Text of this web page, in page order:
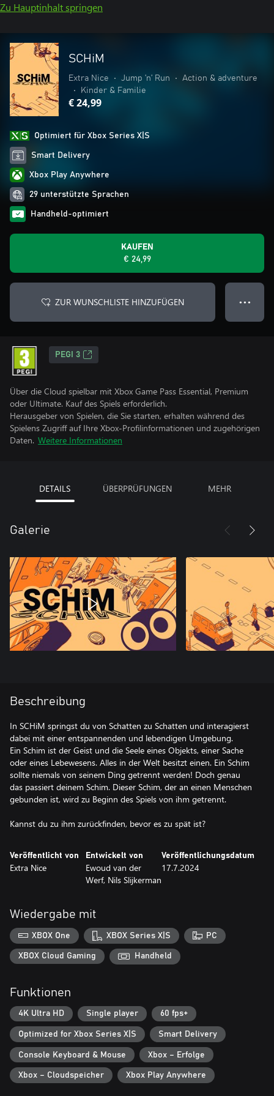
Zu Hauptinhalt springen
SCHiM
Extra Nice • Jump ’n’ Run •
Action & adventure
•
Kinder & Familie
€ 24,99
Optimiert für Xbox Series X|S
Smart Delivery
Xbox Play Anywhere
29 unterstützte Sprachen
Handheld-optimiert
KAUFEN
€ 24,99
ZUR WUNSCHLISTE HINZUFÜGEN ● ● ●
PEGI 3
Über die Cloud spielbar mit Xbox Game Pass Essential, Premium
oder Ultimate. Kauf des Spiels erforderlich.
Herausgeber von Spielen, die Sie starten, erhalten während des
Spielens Zugriff auf Ihre Xbox-Profilinformationen und zugehörigen
Daten. Weitere Informationen
DETAILS ÜBERPRÜFUNGEN MEHR
Galerie
Beschreibung
In SCHiM springst du von Schatten zu Schatten und interagierst
dabei mit einer entspannenden und lebendigen Umgebung.
Ein Schim ist der Geist und die Seele eines Objekts, einer Sache
oder eines Lebewesens. Alles in der Welt besitzt einen. Ein Schim
sollte niemals von seinem Ding getrennt werden! Doch genau
das passiert deinem Schim. Dieser Schim, der an einen Menschen
gebunden ist, wird zu Beginn des Spiels von ihm getrennt.
Kannst du zu ihm zurückfinden, bevor es zu spät ist?
Veröffentlicht von
Extra Nice
Entwickelt von
Ewoud van der
Werf, Nils Slijkerman
Veröffentlichungsdatum
17.7.2024
Wiedergabe mit
XBOX One XBOX Series X|S PC
XBOX Cloud Gaming Handheld
Funktionen
4K Ultra HD Single player 60 fps+
Optimized for Xbox Series X|S Smart Delivery
Console Keyboard & Mouse Xbox – Erfolge
Xbox – Cloudspeicher Xbox Play Anywhere